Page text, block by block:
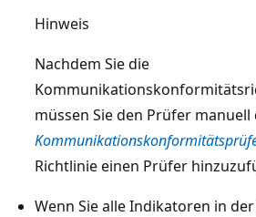
Hinweis
Nachdem Sie die
müssen Sie den Prüfer manuell
Richtlinie einen Prüfer
Wenn Sie alle Indikatoren in